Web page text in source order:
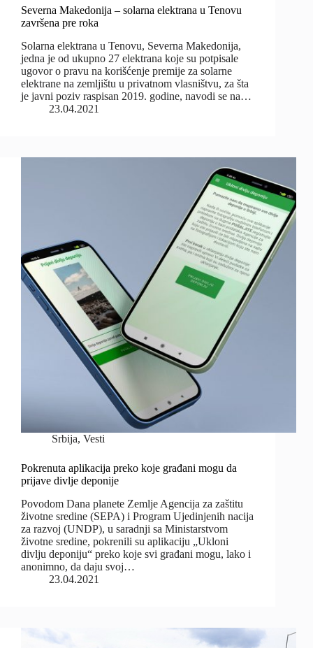
Severna Makedonija – solarna elektrana u Tenovu
završena pre roka
Solarna elektrana u Tenovu, Severna Makedonija,
jedna je od ukupno 27 elektrana koje su potpisale
ugovor o pravu na korišćenje premije za solarne
elektrane na zemljištu u privatnom vlasništvu, za šta
je javni poziv raspisan 2019. godine, navodi se na…
23.04.2021
Srbija,Vesti
Pokrenuta aplikacija preko koje građani mogu da
prijave divlje deponije
Povodom Dana planete Zemlje Agencija za zaštitu
životne sredine (SEPA) i Program Ujedinjenih nacija
za razvoj (UNDP), u saradnji sa Ministarstvom
životne sredine, pokrenili su aplikaciju „Ukloni
divlju deponiju“ preko koje svi građani mogu, lako i
anonimno, da daju svoj…
23.04.2021